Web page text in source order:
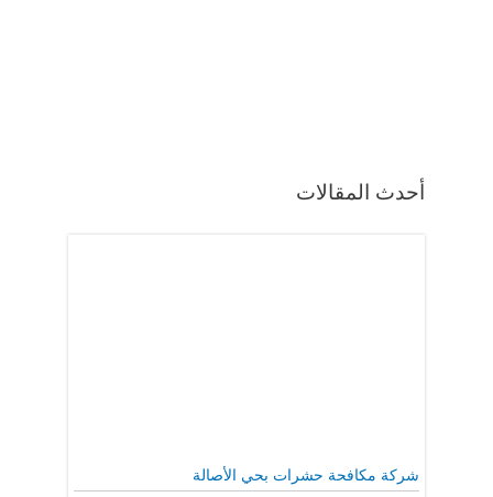
أحدث المقالات
شركة مكافحة حشرات بحي الأصالة